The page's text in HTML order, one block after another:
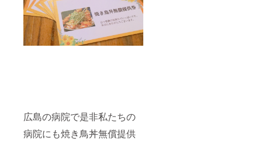
広島の病院で是非私たちの
病院にも焼き鳥丼無償提供